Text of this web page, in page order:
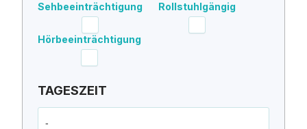
Sehbeeinträchtigung Rollstuhlgängig
Hörbeeinträchtigung
TAGESZEIT
-